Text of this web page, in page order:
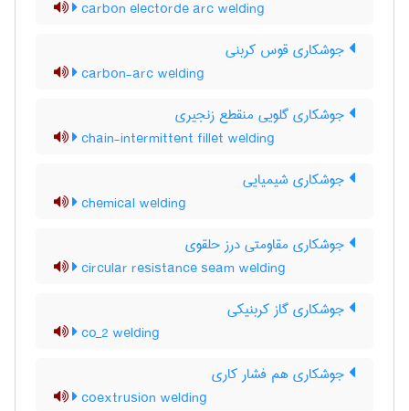
carbon electorde arc welding
جوشکاری قوس کربنی
carbon-arc welding
جوشکاری گلویی منقطع زنجیری
chain-intermittent fillet welding
جوشکاری شیمیایی
chemical welding
جوشکاری مقاومتی درز حلقوی
circular resistance seam welding
جوشکاری گاز کربنیکی
co_2 welding
جوشکاری هم فشار کاری
coextrusion welding